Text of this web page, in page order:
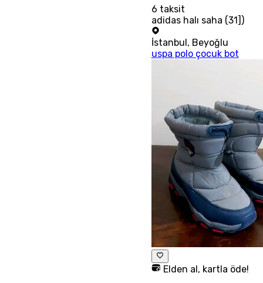
6 taksit
adidas halı saha (31])
İstanbul , Beyoğlu
uspa polo çocuk bot
Elden al, kartla öde!